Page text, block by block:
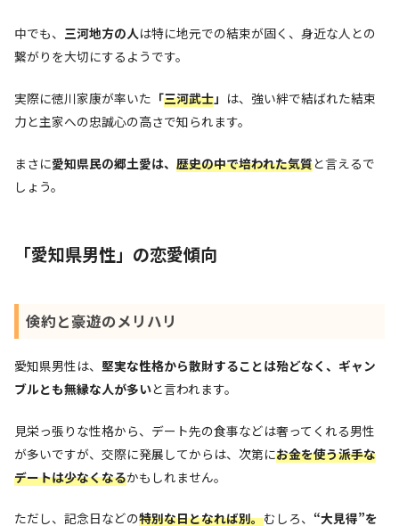
中でも、 三河地方の人は特に地元での結束が固く、身近な人との
繋がりを大切にするようです。
実際に徳川家康が率いた 「三河武士」 は、強い絆で結ばれた結束
力と主家への忠誠心の高さで知られます。
まさに愛知県民の郷土愛は、 歴史の中で培われた気質と言えるで
しょう。
「愛知県男性」の恋愛傾向
倹約と豪遊のメリハリ
愛知県男性は、 堅実な性格から散財することは殆どなく、ギャン
ブルとも無縁な人が多いと言われます。
見栄っ張りな性格から、デート先の食事などは奢ってくれる男性
が多いですが、交際に発展してからは、次第にお金を使う派手な
デートは少なくなるかもしれません。
ただし、記念日などの特別な日となれば別。むしろ、 “大見得”を